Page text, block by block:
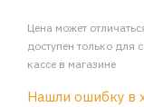
Цена может
доступен только для
кассе в магазине
Нашли ошибку в